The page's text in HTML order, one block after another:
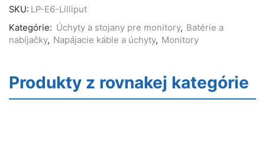
SKU: LP-E6-Lilliput
Kategórie: Úchyty a stojany pre monitory, Batérie a
nabíjačky, Napájacie káble a úchyty, Monitory
Produkty z rovnakej kategórie